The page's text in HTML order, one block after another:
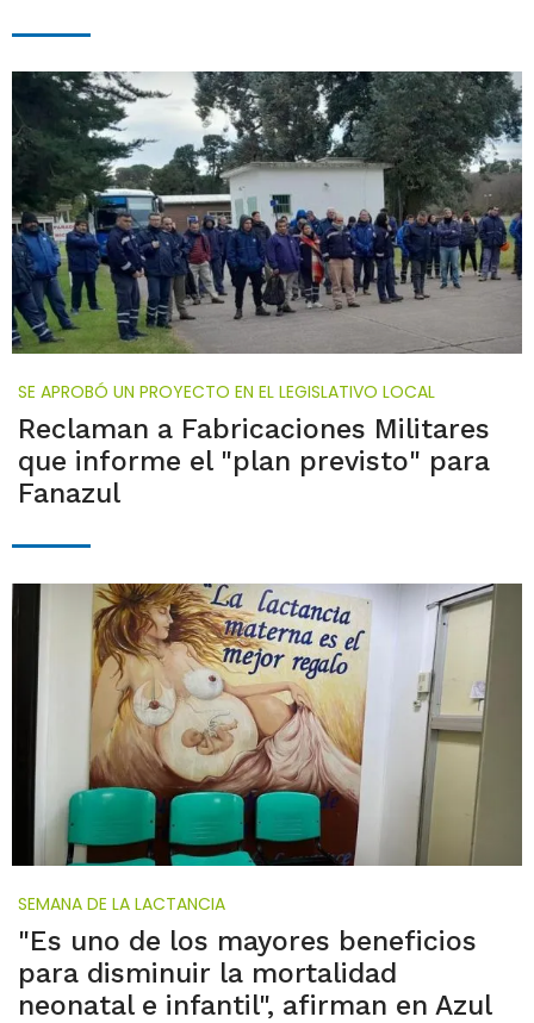
SE APROBÓ UN PROYECTO EN EL LEGISLATIVO LOCAL
Reclaman a Fabricaciones Militares
que informe el "plan previsto" para
Fanazul
SEMANA DE LA LACTANCIA
"Es uno de los mayores beneficios
para disminuir la mortalidad
neonatal e infantil", afirman en Azul